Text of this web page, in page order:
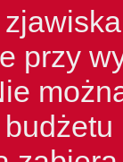
przy